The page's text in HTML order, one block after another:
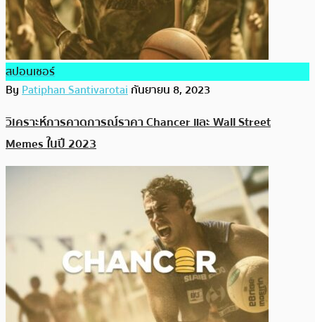
สปอนเซอร์
ByPatiphan Santivarotaiกันยายน 8, 2023
วิเคราะห์การคาดการณ์ราคา Chancer และ Wall Street
Memes ในปี 2023